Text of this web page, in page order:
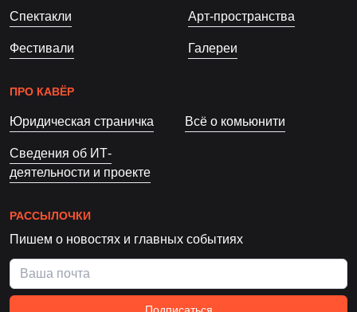
Спектакли
Фестивали
Арт-пространства
Галереи
ПРО КАВЁР
Юридическая страничка Всё о комьюнити
Сведения об ИТ-
деятельности и проекте
РАССЫЛОЧКИ
Пишем о новостях и главных событиях